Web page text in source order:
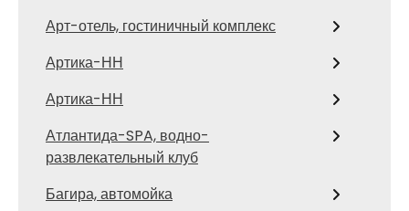
Арт-отель, гостиничный комплекс
Артика-НН
Артика-НН
Атлантида-SPA, водно-
развлекательный клуб
Багира, автомойка